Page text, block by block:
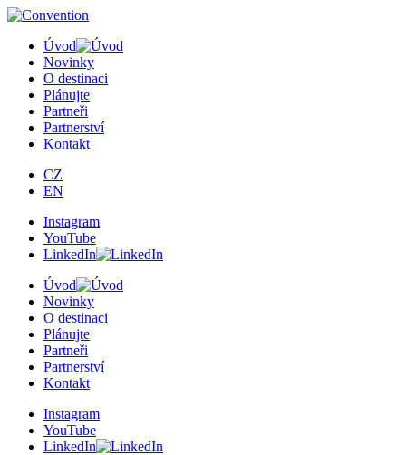
Úvod
Novinky
O destinaci
Plánujte
Partneři
Partnerství
Kontakt
CZ
EN
Instagram
YouTube
LinkedIn
Úvod
Novinky
O destinaci
Plánujte
Partneři
Partnerství
Kontakt
Instagram
YouTube
LinkedIn